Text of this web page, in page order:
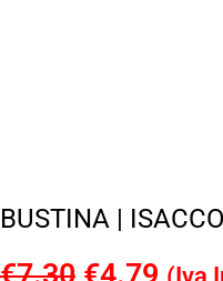
BUSTINA |